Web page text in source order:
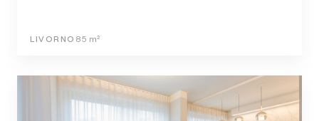
LIVORNO 85 m²